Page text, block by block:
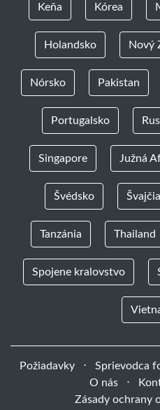
Keňa Kórea
Holandsko Nový
Nórsko Pakistan
Portugalsko
Singapore Južná
Švédsko
Tanzánia Thailand
Spojene kralovstvo
Požiadavky ⋅ Sprievodca
O nás
⋅
Zásady ochrany